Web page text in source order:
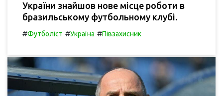
України знайшов нове місце роботи в
бразильському футбольному клубі.
#Футболіст #Україна #Півзахисник